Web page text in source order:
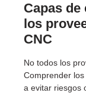
Capas
los
CNC
No todos los
Comprender
a evitar riesgos